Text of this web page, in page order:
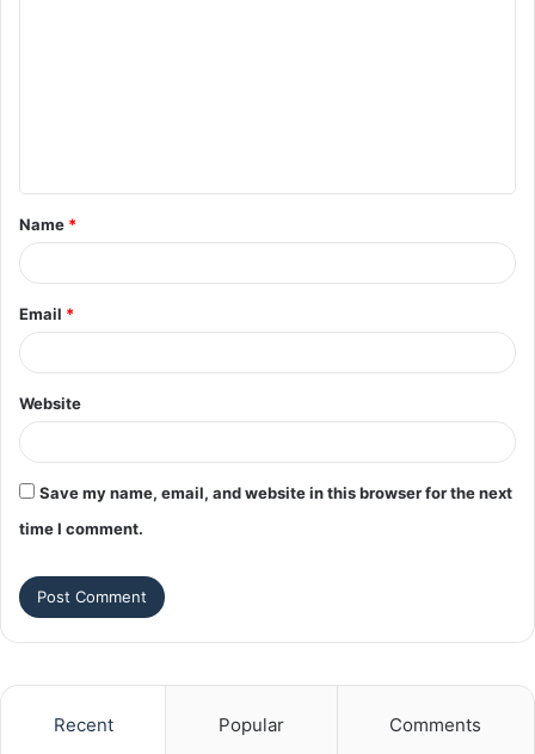
t
*
Name *
Email *
Website
Save my name, email, and website in this browser for the next
time I comment.
Recent Popular Comments